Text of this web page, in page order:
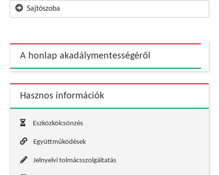
Sajtószoba
A honlap akadálymentességéről
Hasznos információk
Eszközkölcsönzés
Együttműködések
Jelnyelvi tolmácsszolgáltatás